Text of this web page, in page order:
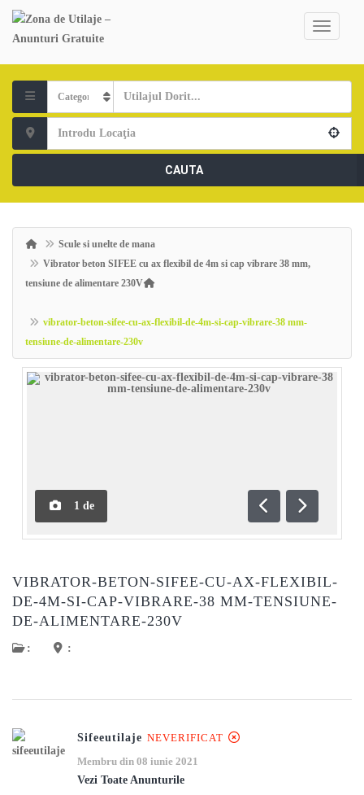
CAUTA
Scule si unelte de mana
Vibrator beton SIFEE cu ax flexibil de 4m si cap vibrare 38 mm,
tensiune de alimentare 230V
vibrator-beton-sifee-cu-ax-flexibil-de-4m-si-cap-vibrare-38 mm-
tensiune-de-alimentare-230v
1 de
Anterioară
VIBRATOR-BETON-SIFEE-CU-AX-FLEXIBIL-
DE-4M-SI-CAP-VIBRARE-38 MM-TENSIUNE-
DE-ALIMENTARE-230V
: :
Sifeeutilaje NEVERIFICAT
Membru din 08 iunie 2021
Vezi Toate Anunturile